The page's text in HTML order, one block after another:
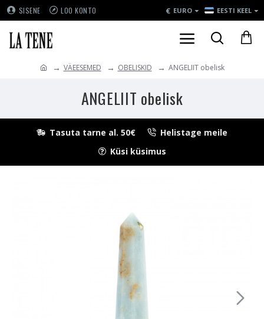
SISENE LOO KONTO € EURO EESTI KEEL
VÄEESEMED OBELISKID ANGELIIT obelisk
ANGELIIT obelisk
Tasuta tarne al. 50€
Helistage meile
Küsi küsimus